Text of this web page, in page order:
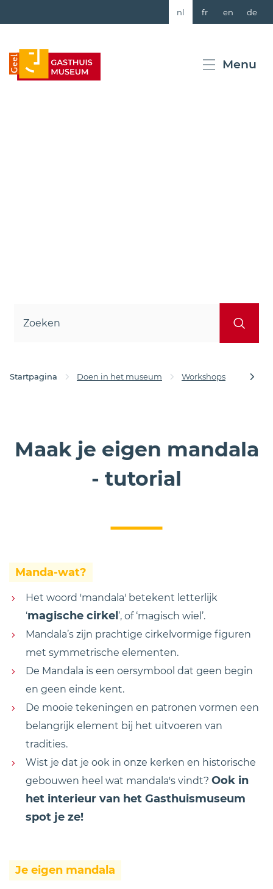
nl fr en de
Gasthuismuseum
Geel
Menu
ben
zoek?
naar
Startpagina Doen in het museum Workshops
Maak je eigen mandala
- tutorial
Manda-wat?
Het woord 'mandala' betekent letterlijk
‘magische cirkel ’, of ‘magisch wiel’.
Mandala’s zijn prachtige cirkelvormige figuren
met symmetrische elementen.
De Mandala is een oersymbool dat geen begin
en geen einde kent.
De mooie tekeningen en patronen vormen een
belangrijk element bij het uitvoeren van
tradities.
Wist je dat je ook in onze kerken en historische
gebouwen heel wat mandala's vindt? Ook in
het interieur van het Gasthuismuseum
spot je ze!
Je eigen mandala